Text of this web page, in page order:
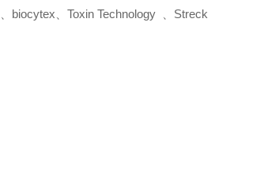
biocytex 、Toxin Technology Streck